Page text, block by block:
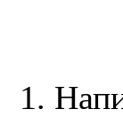
1.